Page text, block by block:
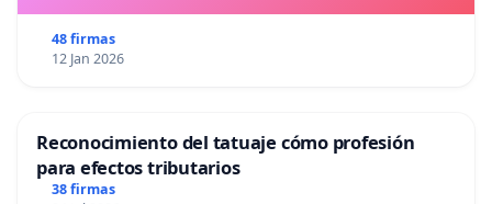
48 firmas
12 Jan 2026
Reconocimiento del tatuaje cómo profesión
para efectos tributarios
38 firmas